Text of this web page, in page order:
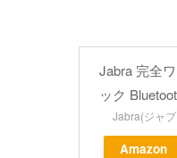
Jabra 完全
ック
Jabra(ジャ
Amazon